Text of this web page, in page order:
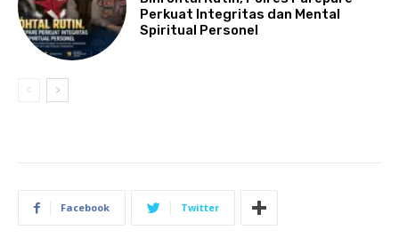
Perkuat Integritas dan Mental
Spiritual Personel
Facebook Twitter